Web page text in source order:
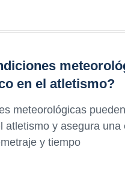
en el atletismo?
meteorológicas
atletismo y asegura
y tiempo